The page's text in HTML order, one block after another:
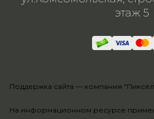
На информационном ресурсе
этаж 5
Поддержка сайта — компания